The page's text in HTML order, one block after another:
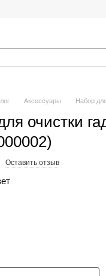
Аксессуары Набор
очистки
Оставить отзыв